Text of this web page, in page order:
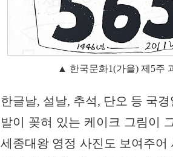
▲ 한국문화1(가을) 제5주
한글날, 설날, 추석, 단오 등 국
발이 꽂혀 있는 케이크 그림이
세종대왕 영정 사진도 보여주